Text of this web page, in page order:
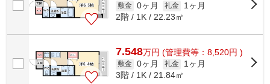
敷金 0ヶ月 礼金
1ヶ月
2階 / 1K / 22.23㎡
7.548万円 (管理費等：8,520円 )
敷金 0ヶ月 礼金
1ヶ月
3階 / 1K / 21.84㎡